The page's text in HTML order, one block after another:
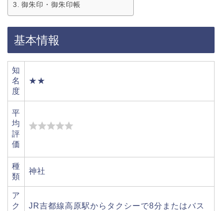
御朱印・御朱印帳
基本情報
知
名
度
★★
平
均
評
価
種
類
神社
ア
ク
JR吉都線高原駅からタクシーで8分またはバス